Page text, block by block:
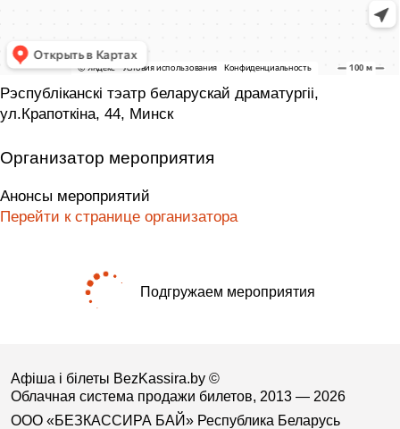
Рэспублiканскi тэатр беларускай драматургii,
ул.Крапоткіна, 44, Минск
Организатор мероприятия
Анонсы мероприятий
Перейти к странице организатора
Подгружаем мероприятия
Афіша і білеты BezKassira.by ©
Облачная система продажи билетов, 2013 — 2026
ООО «БЕЗКАССИРА БАЙ» Республика Беларусь